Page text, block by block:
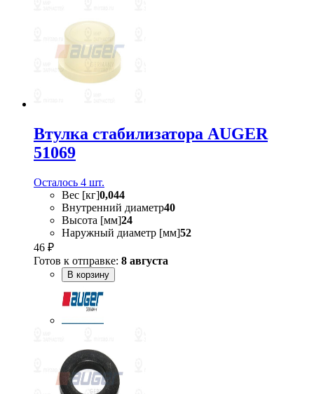
Втулка стабилизатора AUGER
51069
Осталось 4 шт.
Вес [кг]0,044
Внутренний диаметр40
Высота [мм]24
Наружный диаметр [мм]52
46 ₽
Готов к отправке: 8 августа
В корзину